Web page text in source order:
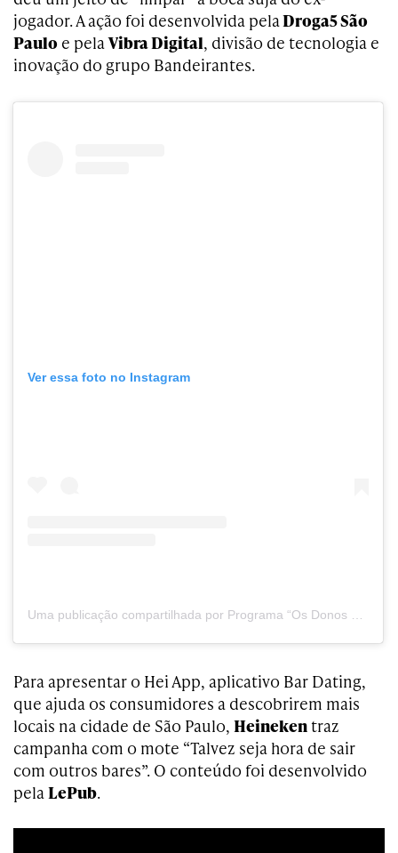
jogador. A ação foi desenvolvida pelaDroga5 São
Paulo e pelaVibra Digital, divisão de tecnologia e
inovação do grupo Bandeirantes.
Ver essa foto no Instagram
Uma publicação compartilhada por Programa “Os Donos da Bola” (@osdonosdabola)
Para apresentar o Hei App, aplicativo Bar Dating,
que ajuda os consumidores a descobrirem mais
locais na cidade de São Paulo, Heinekentraz
campanha com o mote “Talvez seja hora de sair
com outros bares”. O conteúdo foi desenvolvido
pelaLePub.